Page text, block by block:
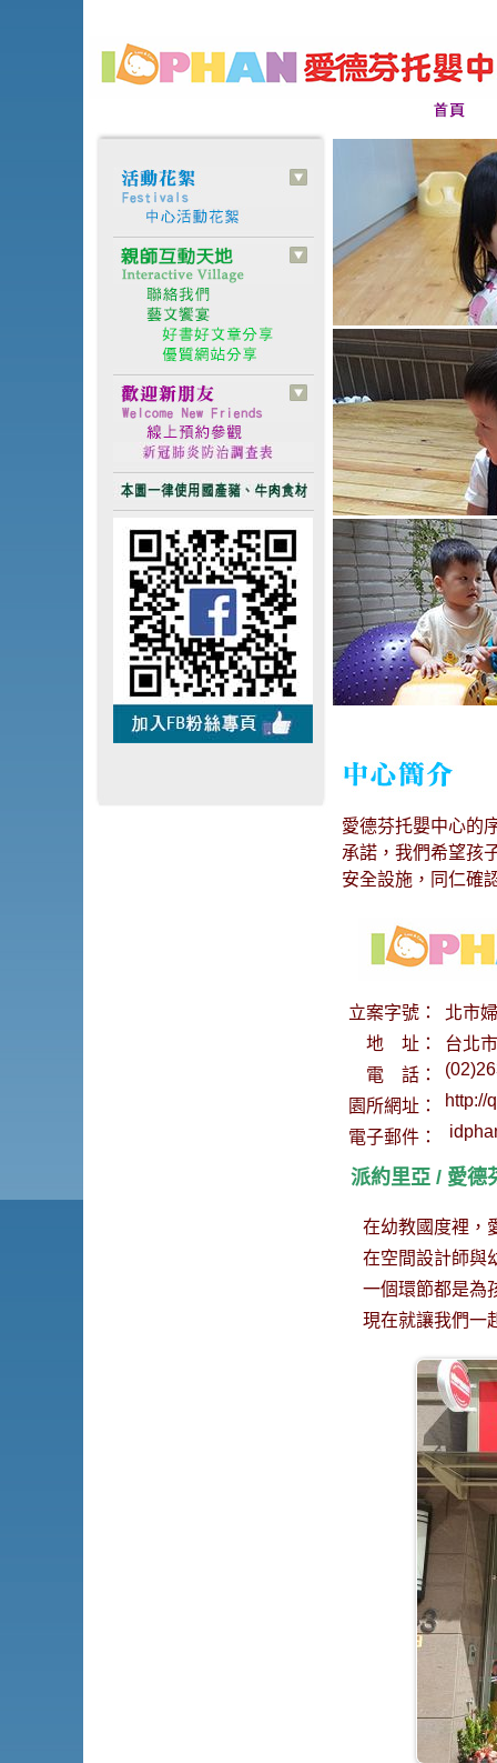
愛德芬托嬰中心的
承諾，我們希望孩
安全設施，同仁確
立案字號：
北市
地 址：
台北
電 話：
園所網址：
http://
電子郵件：
派約里亞 / 愛德
在幼教國度裡，
在空間設計師與
一個環節都是為
現在就讓我們一